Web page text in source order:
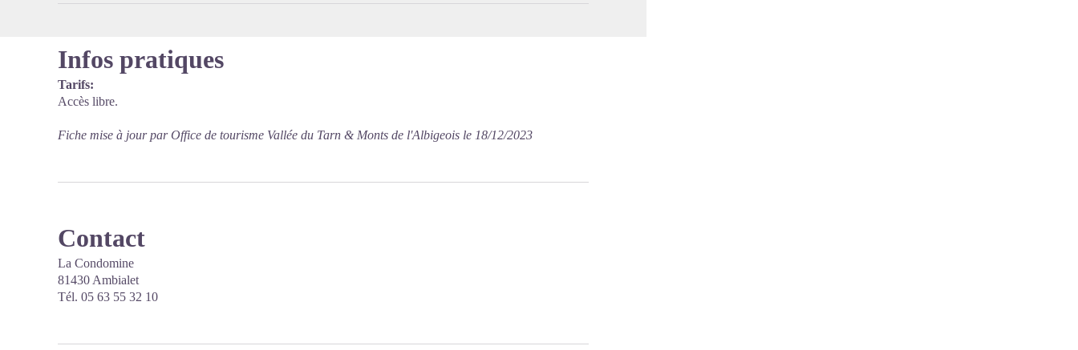
Infos pratiques
Tarifs:
Accès libre.
Fiche mise à jour par Office de tourisme Vallée du Tarn & Monts de l'Albigeois le 18/12/2023
Contact
La Condomine
81430 Ambialet
Tél. 05 63 55 32 10